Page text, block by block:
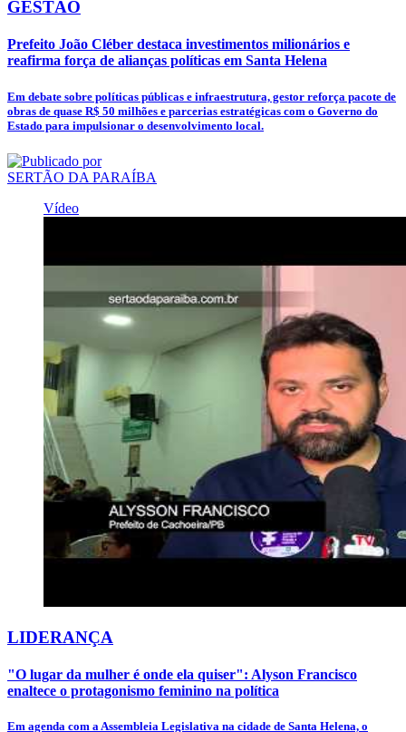
GESTÃO
Prefeito João Cléber destaca investimentos milionários e
reafirma força de alianças políticas em Santa Helena
Em debate sobre políticas públicas e infraestrutura, gestor reforça pacote de
obras de quase R$ 50 milhões e parcerias estratégicas com o Governo do
Estado para impulsionar o desenvolvimento local.
SERTÃO DA PARAÍBA
Vídeo
LIDERANÇA
"O lugar da mulher é onde ela quiser": Alyson Francisco
enaltece o protagonismo feminino na política
Em agenda com a Assembleia Legislativa na cidade de Santa Helena, o